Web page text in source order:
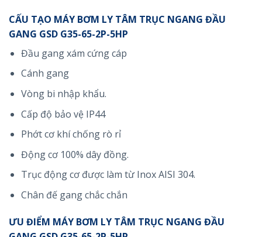
CẤU TẠO MÁY BƠM LY TÂM TRỤC NGANG ĐẦU
GANG GSD G35-65-2P-5HP
Đầu gang xám cứng cáp
Cánh gang
Vòng bi nhập khẩu.
Cấp độ bảo vệ IP44
Phớt cơ khí chống rò rỉ
Động cơ 100% dây đồng.
Trục động cơ được làm từ Inox AISI 304.
Chân đế gang chắc chắn
ƯU ĐIỂM MÁY BƠM LY TÂM TRỤC NGANG ĐẦU